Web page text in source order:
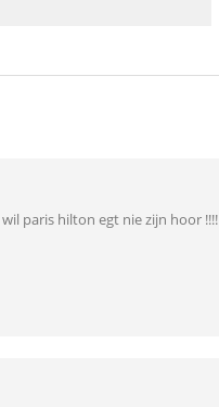
paris hilton egt nie zijn hoor !!!!